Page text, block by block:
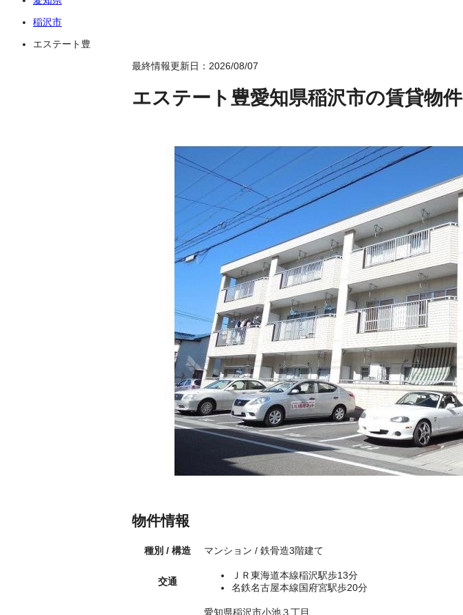
稲沢市
エステート豊
最終情報更新日：2026/08/07
エステート豊愛知県稲沢市の賃貸物件
物件情報
種別 / 構造 マンション / 鉄骨造3階建て
交通
ＪＲ東海道本線稲沢駅歩13分
名鉄名古屋本線国府宮駅歩20分
愛知県稲沢市小池３丁目